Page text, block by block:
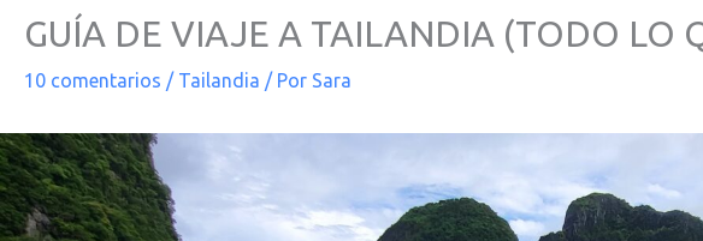
GUÍA DE VIAJE A TAILANDIA (TODO LO
10 comentarios / Tailandia / Por Sara